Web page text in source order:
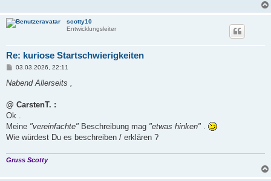
scotty10
Entwicklungsleiter
Re: kuriose Startschwierigkeiten
B
i
a
03.03.2026, 22:11
Nabend Allerseits ,
@ CarstenT. :
Ok .
Meine "vereinfachte" Beschreibung mag "etwas hinken"
Wie würdest Du es beschreiben / erklären ?
Gruss Scotty